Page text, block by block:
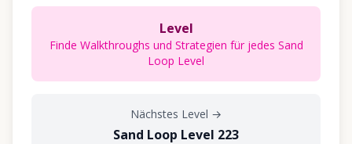
Level
Finde Walkthroughs und Strategien für jedes Sand
Loop Level
Nächstes Level →
Sand Loop Level 223